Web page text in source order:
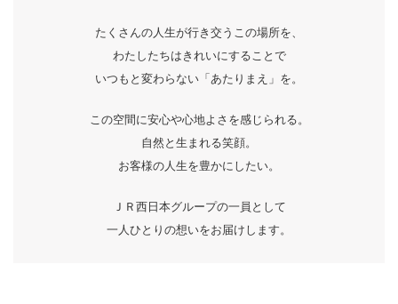
たくさんの人生が行き交うこの場所を、
わたしたちはきれいにすることで
いつもと変わらない「あたりまえ」を。
この空間に安心や心地よさを感じられる。
自然と生まれる笑顔。
お客様の人生を豊かにしたい。
ＪＲ西日本グループの一員として
一人ひとりの想いをお届けします。